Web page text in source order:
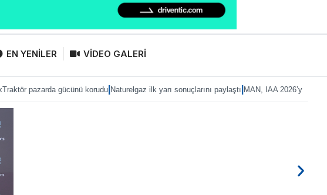
EN YENİLER VİDEO GALERİ
gücünü korudu|Naturelgaz ilk yarı sonuçlarını paylaştı|MAN, IAA 2026’ya eTruck ailesiyle